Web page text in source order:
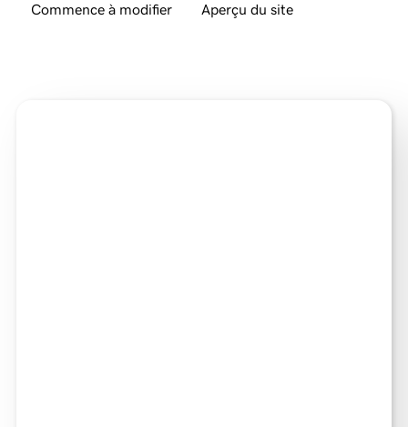
Commence à modifier Aperçu du site